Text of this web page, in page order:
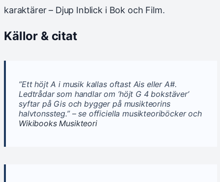
karaktärer – Djup Inblick i Bok och Film.
Källor & citat
”Ett höjt A i musik kallas oftast Ais eller A#.
Ledtrådar som handlar om ’höjt G 4 bokstäver’
syftar på Gis och bygger på musikteorins
halvtonssteg.” – se officiella musikteoriböcker och
Wikibooks Musikteori